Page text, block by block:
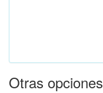
Otras